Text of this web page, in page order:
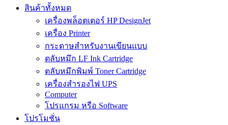
สินค้าทั้งหมด
เครื่องพล็อตเตอร์ HP DesignJet
เครื่อง Printer
กระดาษสำหรับงานเขียนแบบ
ตลับหมึก LF Ink Cartridge
ตลับหมึกพิมพ์ Toner Cartridge
เครื่องสำรองไฟ UPS
Computer
โปรแกรม หรือ Software
โปรโมชั่น